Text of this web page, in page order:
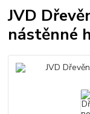
JVD
nástěnné